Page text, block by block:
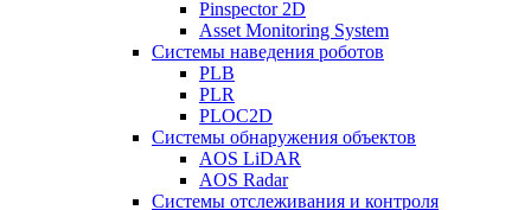
Pinspector 2D
Asset Monitoring System
Системы наведения роботов
PLB
PLR
PLOC2D
Системы обнаружения объектов
AOS LiDAR
AOS Radar
Системы отслеживания и контроля